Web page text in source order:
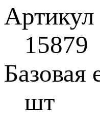
Артикул
15879
Базовая
шт